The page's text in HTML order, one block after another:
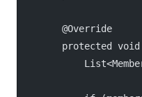
        @Override
protected
            List<